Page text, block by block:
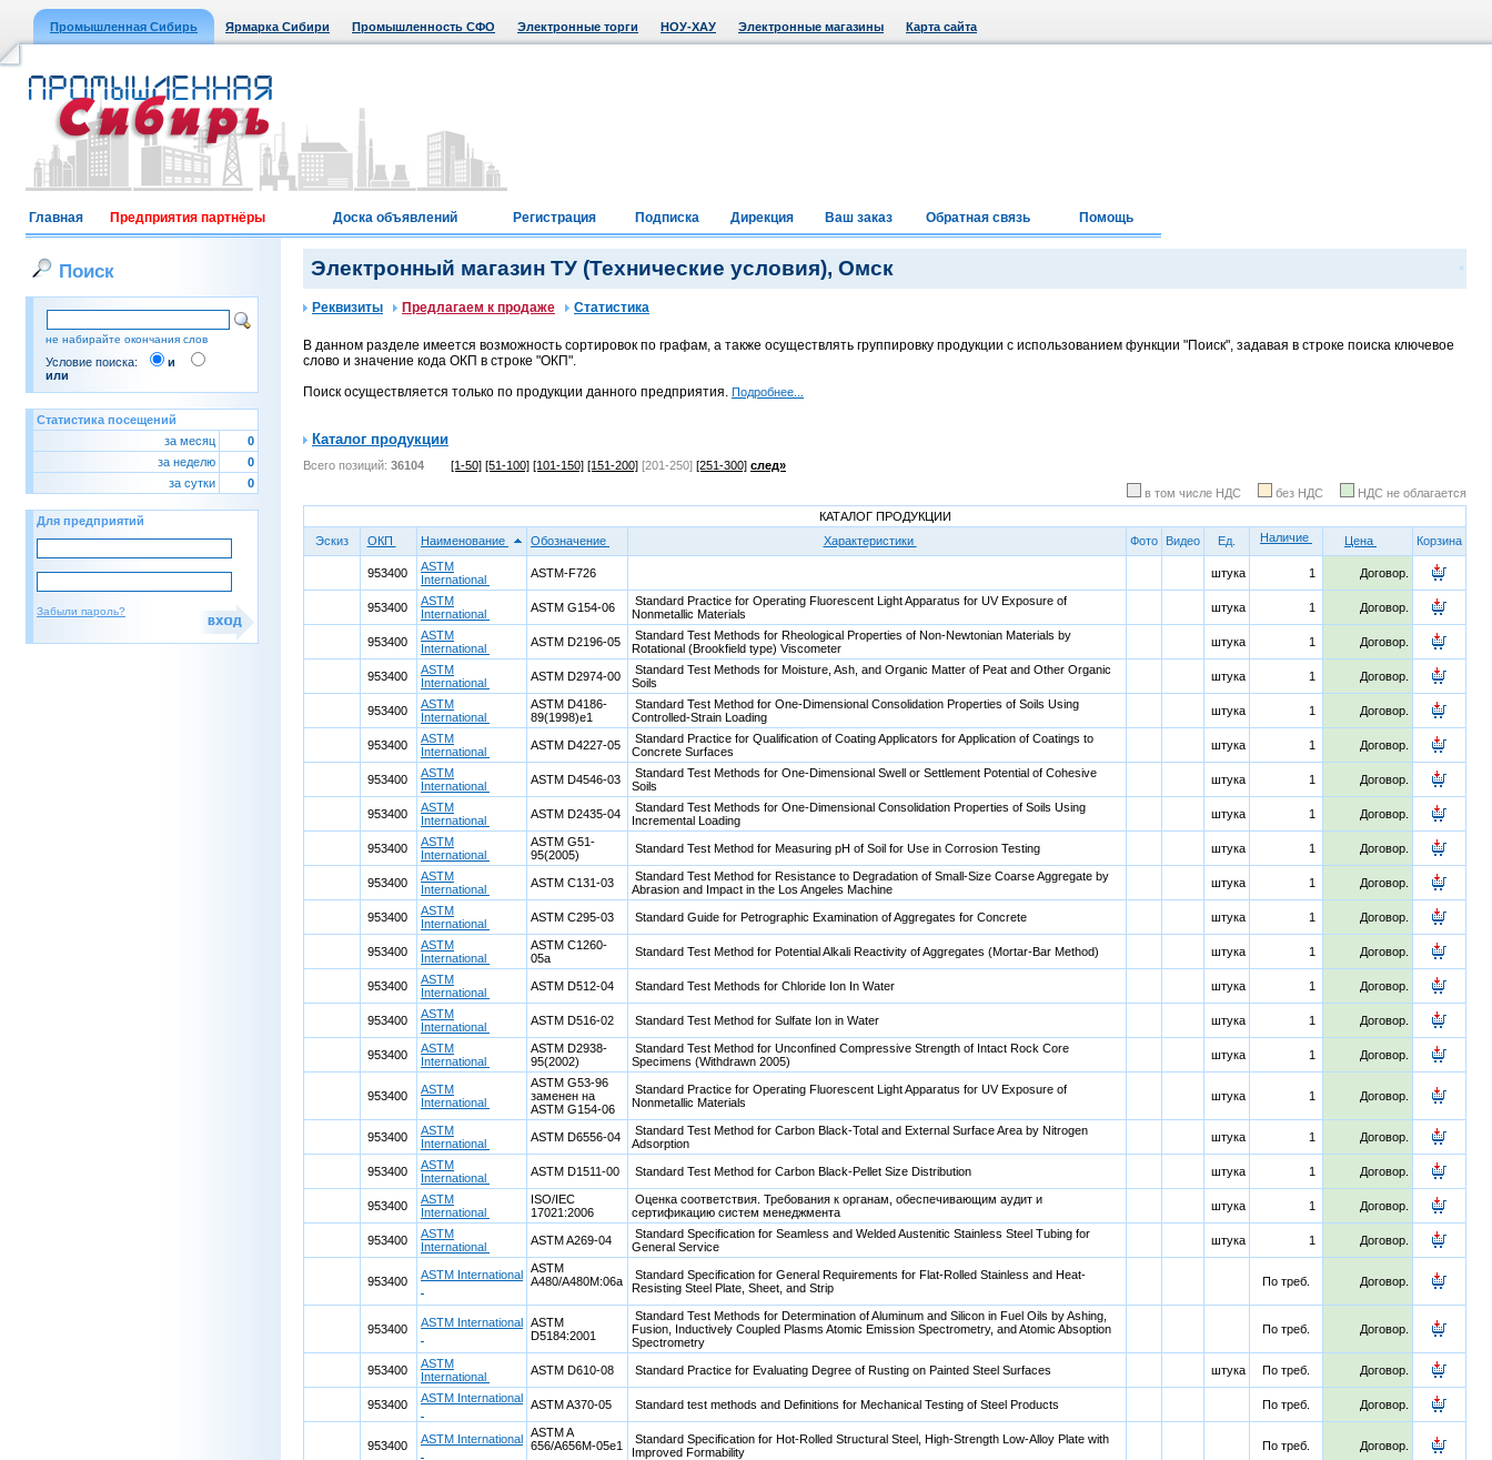
Промышленная Сибирь Ярмарка Сибири Промышленность СФО Электронные торги НОУ-ХАУ Электронные магазины Карта сайта
Главная Предприятия партнёры Доска объявлений Регистрация Подписка Дирекция Ваш заказ Обратная связь Помощь
Поиск
не набирайте окончания слов
Условие поиска:
и
или
Статистика посещений
за месяц
0
за неделю
0
за сутки
0
Для предприятий
Забыли пароль?
Электронный магазин ТУ (Технические условия), Омск
Реквизиты Предлагаем к продаже Статистика
В данном разделе имеется возможность сортировок по графам, а также осуществлять группировку продукции с использованием функции "Поиск", задавая в строке поиска ключевое
слово и значение кода ОКП в строке "ОКП".
Поиск осуществляется только по продукции данного предприятия. Подробнее...
Каталог продукции
Всего позиций: 36104 [1-50] [51-100] [101-150] [151-200] [201-250] [251-300] след»
в том числе НДС без НДС
НДС не облагается
КАТАЛОГ ПРОДУКЦИИ
Эскиз
ОКП Наименование Обозначение Характеристики Фото Видео Ед. Наличие Цена Корзина
953400
ASTM
International
ASTM-F726 штука 1 Договор.
953400
ASTM
International
ASTM G154-06
Standard Practice for Operating Fluorescent Light Apparatus for UV Exposure of
Nonmetallic Materials
штука 1 Договор.
953400
ASTM
International
ASTM D2196-05
Standard Test Methods for Rheological Properties of Non-Newtonian Materials by
Rotational (Brookfield type) Viscometer
штука 1 Договор.
953400
ASTM
International
ASTM D2974-00
Standard Test Methods for Moisture, Ash, and Organic Matter of Peat and Other Organic
Soils
штука 1 Договор.
953400
ASTM
International
ASTM D4186-
89(1998)e1
Standard Test Method for One-Dimensional Consolidation Properties of Soils Using
Controlled-Strain Loading
штука 1 Договор.
953400
ASTM
International
ASTM D4227-05
Standard Practice for Qualification of Coating Applicators for Application of Coatings to
Concrete Surfaces
штука 1 Договор.
953400
ASTM
International
ASTM D4546-03
Standard Test Methods for One-Dimensional Swell or Settlement Potential of Cohesive
Soils
штука 1 Договор.
953400
ASTM
International
ASTM D2435-04
Standard Test Methods for One-Dimensional Consolidation Properties of Soils Using
Incremental Loading
штука 1 Договор.
953400
ASTM
International
ASTM G51-
95(2005)
Standard Test Method for Measuring pH of Soil for Use in Corrosion Testing штука 1 Договор.
953400
ASTM
International
ASTM C131-03
Standard Test Method for Resistance to Degradation of Small-Size Coarse Aggregate by
Abrasion and Impact in the Los Angeles Machine
штука 1 Договор.
953400
ASTM
International
ASTM C295-03 Standard Guide for Petrographic Examination of Aggregates for Concrete штука 1 Договор.
953400
ASTM
International
ASTM C1260-
05a
Standard Test Method for Potential Alkali Reactivity of Aggregates (Mortar-Bar Method) штука 1 Договор.
953400
ASTM
International
ASTM D512-04 Standard Test Methods for Chloride Ion In Water штука 1 Договор.
953400
ASTM
International
ASTM D516-02 Standard Test Method for Sulfate Ion in Water штука 1 Договор.
953400
ASTM
International
ASTM D2938-
95(2002)
Standard Test Method for Unconfined Compressive Strength of Intact Rock Core
Specimens (Withdrawn 2005)
штука 1 Договор.
953400
ASTM
International
ASTM G53-96
заменен на
ASTM G154-06
Standard Practice for Operating Fluorescent Light Apparatus for UV Exposure of
Nonmetallic Materials
штука 1 Договор.
953400
ASTM
International
ASTM D6556-04
Standard Test Method for Carbon Black-Total and External Surface Area by Nitrogen
Adsorption
штука 1 Договор.
953400
ASTM
International
ASTM D1511-00 Standard Test Method for Carbon Black-Pellet Size Distribution штука 1 Договор.
953400
ASTM
International
ISO/IEC
17021:2006
Оценка соответствия. Требования к органам, обеспечивающим аудит и
сертификацию систем менеджмента
штука 1 Договор.
953400
ASTM
International
ASTM A269-04
Standard Specification for Seamless and Welded Austenitic Stainless Steel Tubing for
General Service
штука 1 Договор.
953400 ASTM International ASTM
A480/A480M:06a
Standard Specification for General Requirements for Flat-Rolled Stainless and Heat-
Resisting Steel Plate, Sheet, and Strip
По треб. Договор.
953400 ASTM International ASTM
D5184:2001
Standard Test Methods for Determination of Aluminum and Silicon in Fuel Oils by Ashing,
Fusion, Inductively Coupled Plasms Atomic Emission Spectrometry, and Atomic Absoption
Spectrometry
По треб. Договор.
953400
ASTM
International
ASTM D610-08 Standard Practice for Evaluating Degree of Rusting on Painted Steel Surfaces штука По треб. Договор.
953400 ASTM International ASTM A370-05 Standard test methods and Definitions for Mechanical Testing of Steel Products По треб. Договор.
953400 ASTM International ASTM A
656/A656M-05e1
Standard Specification for Hot-Rolled Structural Steel, High-Strength Low-Alloy Plate with
Improved Formability
По треб. Договор.